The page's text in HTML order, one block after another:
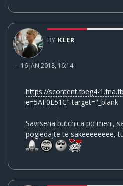
BY KLER
- 16 JAN 2018, 16:14
https://scontent.fbeg4-
e=5AF0E51C" target="_blank
Savrsena butchica po meni,
pogledajte te sakeeeeeeee,